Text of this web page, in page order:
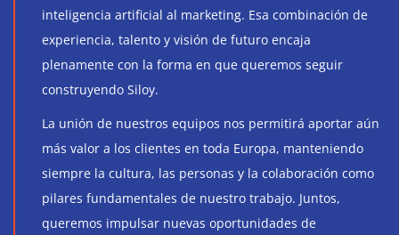
inteligencia artificial al marketing. Esa combinación de
experiencia, talento y visión de futuro encaja
plenamente con la forma en que queremos seguir
construyendo Siloy.
La unión de nuestros equipos nos permitirá aportar aún
más valor a los clientes en toda Europa, manteniendo
siempre la cultura, las personas y la colaboración como
pilares fundamentales de nuestro trabajo. Juntos,
queremos impulsar nuevas oportunidades de